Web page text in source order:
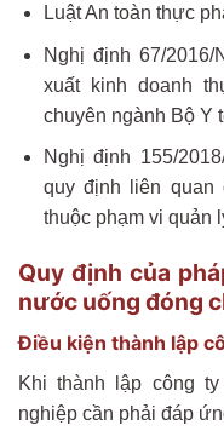
Luật An toàn thực
Nghị định 67/
xuất kinh doanh
chuyên ngành Bộ Y
Nghị định 155/
quy định liên quan
thuộc phạm vi quản
Quy định của
nước uống đóng
Điều kiện thành lập
Khi thành lập công
nghiệp cần phải đáp